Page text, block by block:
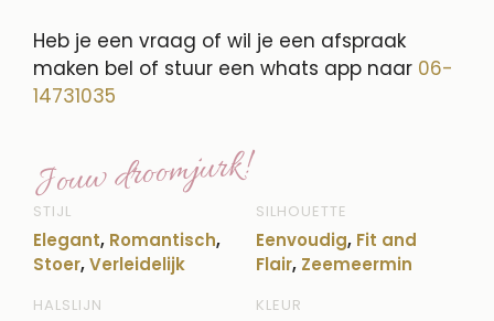
Heb je een vraag of wil je een afspraak
maken bel of stuur een whats app naar 06-
14731035
Jouw droomjurk!
STIJL
Elegant, Romantisch,
Stoer,Verleidelijk
SILHOUETTE
Eenvoudig, Fit and
Flair, Zeemeermin
HALSLIJN KLEUR